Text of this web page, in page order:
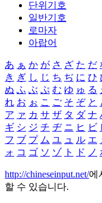
단위기호
일반기호
로마자
아랍어
あ ぁ か が さ ざ た だ
き ぎ し じ ち ぢ に ひ
ぬ ふ ぶ ぷ む ゆ ゅ る
れ お ぉ こ ご そ ぞ と
ア ァ カ サ ザ タ ダ ナ
ギ シ ジ チ ヂ ニ ヒ ビ
フ ブ プ ム ユ ュ ル エ
ォ コ ゴ ソ ゾ ト ド ノ
http://chineseinput.net/에
할 수 있습니다.